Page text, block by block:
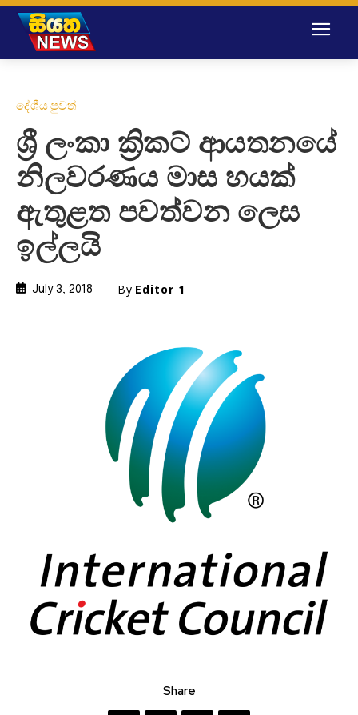
දේශීය පුවත්
ශ්‍රී ලංකා ක්‍රිකට් ආයතනයේ
නිලවරණය මාස හයක්
ඇතුළත පවත්වන ලෙස
ඉල්ලයි
July 3, 2018 By Editor 1
Share